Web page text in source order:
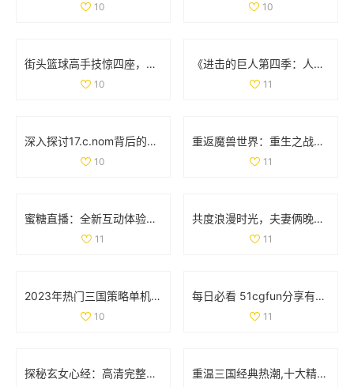
10 10
街头篮球高手技惊四座，轻松撕扯对手防线让人叹服
10
《进击的巨人第四季：人类与巨人最终决战的史诗篇章》
11
深入探讨17.c.nom背后的意义与应用实例
10
重返魔兽世界：重生之战斗的奇幻征程与挑战
11
蜜糖直播：全新互动体验引领直播行业风潮
11
共度浪漫时光，夫妻俩晚间电影推荐，温馨不容错过
11
2023年热门三国策略单机手游推荐，塔防类游戏排行榜一览
10
每日必看 51cgfun分享有趣趣闻助你防走丢
11
探秘玄女心经：高清完整版免费在线观看与解读 重温三国经典热潮,十大精彩三国手游推荐大盘点！